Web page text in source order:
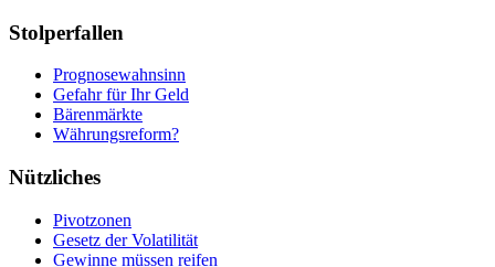
Stolperfallen
Prognosewahnsinn
Gefahr für Ihr Geld
Bärenmärkte
Währungsreform?
Nützliches
Pivotzonen
Gesetz der Volatilität
Gewinne müssen reifen